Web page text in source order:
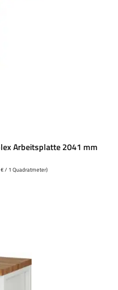
Arbeitsplatte 2041 mm
/ 1 Quadratmeter)